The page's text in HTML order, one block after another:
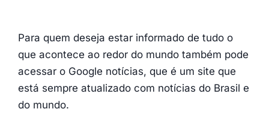
Para quem deseja estar informado de tudo o
que acontece ao redor do mundo também pode
acessar o Google notícias, que é um site que
está sempre atualizado com notícias do Brasil e
do mundo.